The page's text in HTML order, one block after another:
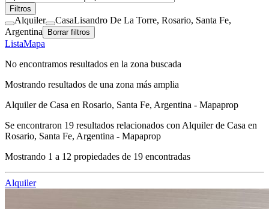
Filtros
Alquiler CasaLisandro De La Torre, Rosario, Santa Fe,
Argentina
Borrar filtros
ListaMapa
No encontramos resultados en la zona buscada
Mostrando resultados de una zona más amplia
Alquiler de Casa en Rosario, Santa Fe, Argentina - Mapaprop
Se encontraron 19 resultados relacionados con Alquiler de Casa en
Rosario, Santa Fe, Argentina - Mapaprop
Mostrando 1 a 12 propiedades de 19 encontradas
Alquiler